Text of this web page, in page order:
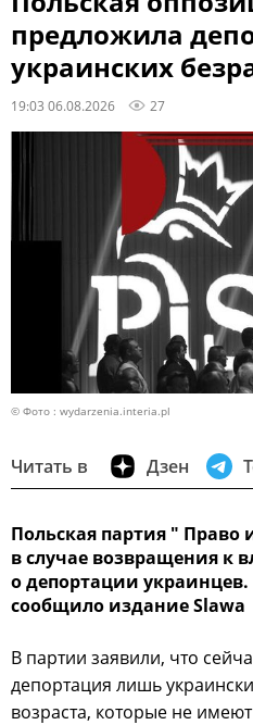
предложила
украинских
19:03 06.08.2026 27
© Фото : wydarzenia.interia.pl
Читать в Дзен
Польская партия " Право
в случае возвращения к
о депортации украинцев.
сообщило издание Slawa
В партии заявили, что
депортация лишь
возраста, которые не